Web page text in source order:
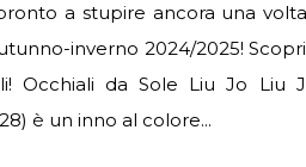
a stupire ancora una
inverno 2024/2025!
Occhiali da Sole Liu Jo Liu
è un inno al colore...